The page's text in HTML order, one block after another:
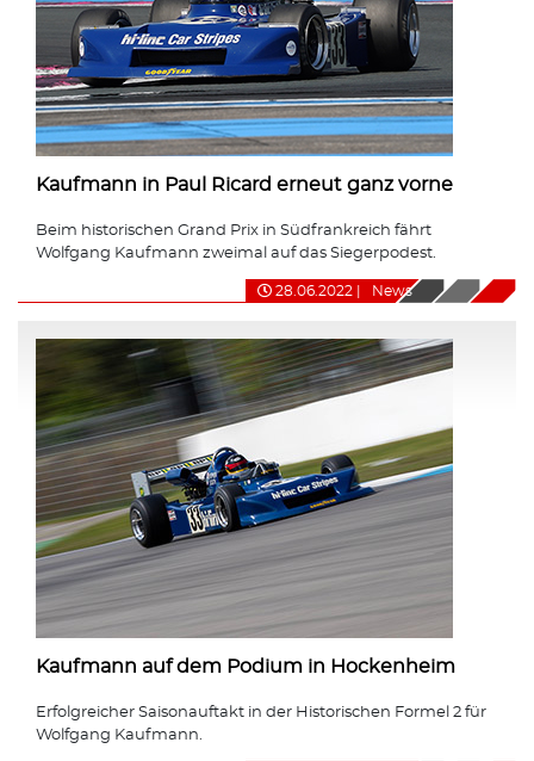
Kaufmann in Paul Ricard erneut ganz vorne
Beim historischen Grand Prix in Südfrankreich fährt
Wolfgang Kaufmann zweimal auf das Siegerpodest.
28.06.2022 News
Kaufmann auf dem Podium in Hockenheim
Erfolgreicher Saisonauftakt in der Historischen Formel 2 für
Wolfgang Kaufmann.